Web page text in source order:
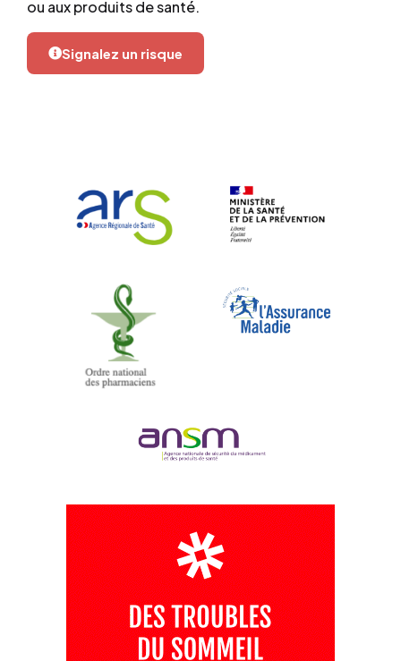
ou aux produits de santé.
Signalez un risque